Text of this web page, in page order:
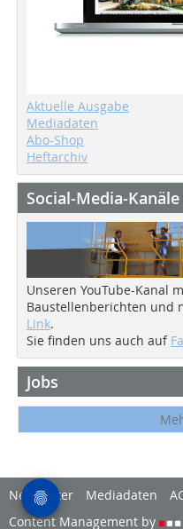
Aktuelle Ausgabe
Mediadaten
Abo-Shop
Heftarchiv
Social-Media-
Unseren YouTube-Kanal
Baustellenberichten und
Link.
Sie finden uns auch auf
Jobs
Newsletter Mediadaten
Content Management by